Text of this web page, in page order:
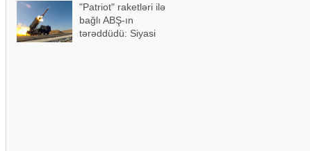
"Patriot" raketləri ilə
bağlı ABŞ-ın
tərəddüdü: Siyasi